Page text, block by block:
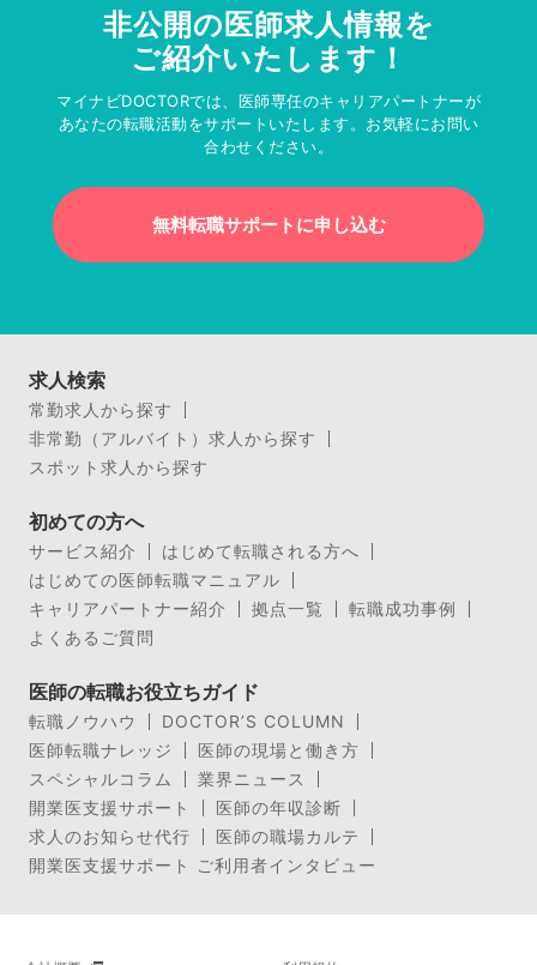
非公開の医師求人情報を
ご紹介いたします！
マイナビDOCTORでは、医師専任のキャリアパートナーが
あなたの転職活動をサポートいたします。お気軽にお問い
合わせください。
無料転職サポートに申し込む
求人検索
常勤求人から探す
非常勤（アルバイト）求人から探す
スポット求人から探す
初めての方へ
サービス紹介
はじめて転職される方へ
はじめての医師転職マニュアル
キャリアパートナー紹介
拠点一覧
転職成功事例
よくあるご質問
医師の転職お役立ちガイド
転職ノウハウ
DOCTOR’S COLUMN
医師転職ナレッジ
医師の現場と働き方
スペシャルコラム
業界ニュース
開業医支援サポート
医師の年収診断
求人のお知らせ代行
医師の職場カルテ
開業医支援サポート ご利用者インタビュー